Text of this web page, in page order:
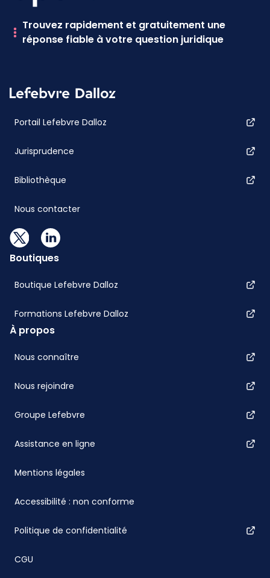
Trouvez rapidement et gratuitement une
réponse fiable à votre question juridique
Portail Lefebvre Dalloz
Jurisprudence
Bibliothèque
Nous contacter
Boutiques
Boutique Lefebvre Dalloz
Formations Lefebvre Dalloz
À propos
Nous connaître
Nous rejoindre
Groupe Lefebvre
Assistance en ligne
Mentions légales
Accessibilité : non conforme
Politique de confidentialité
CGU